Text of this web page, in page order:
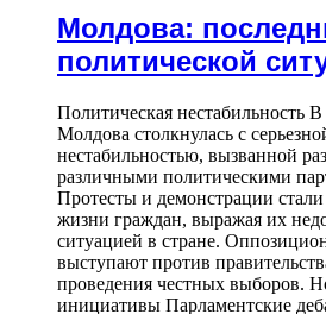
Молдова:
политической
Политическая нестабильность
Молдова столкнулась с
нестабильностью, вызванной
различными политическими
Протесты и демонстрации
жизни граждан, выражая их
ситуацией в стране.
выступают против
проведения честных выборов.
инициативы Парламентские